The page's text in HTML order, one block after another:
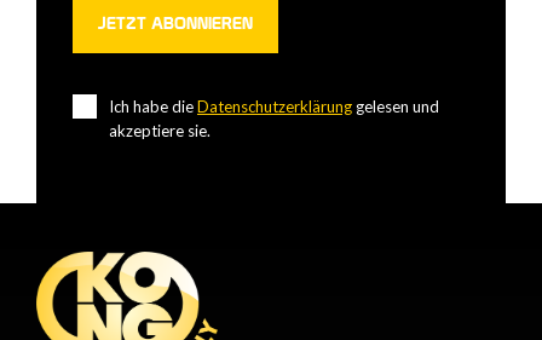
Ich habe dieDatenschutzerklärung gelesen und
akzeptiere sie.